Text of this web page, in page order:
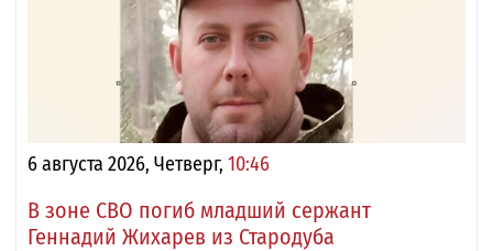
6 августа 2026, Четверг, 10:46
В зоне СВО погиб младший сержант
Геннадий Жихарев из Стародуба